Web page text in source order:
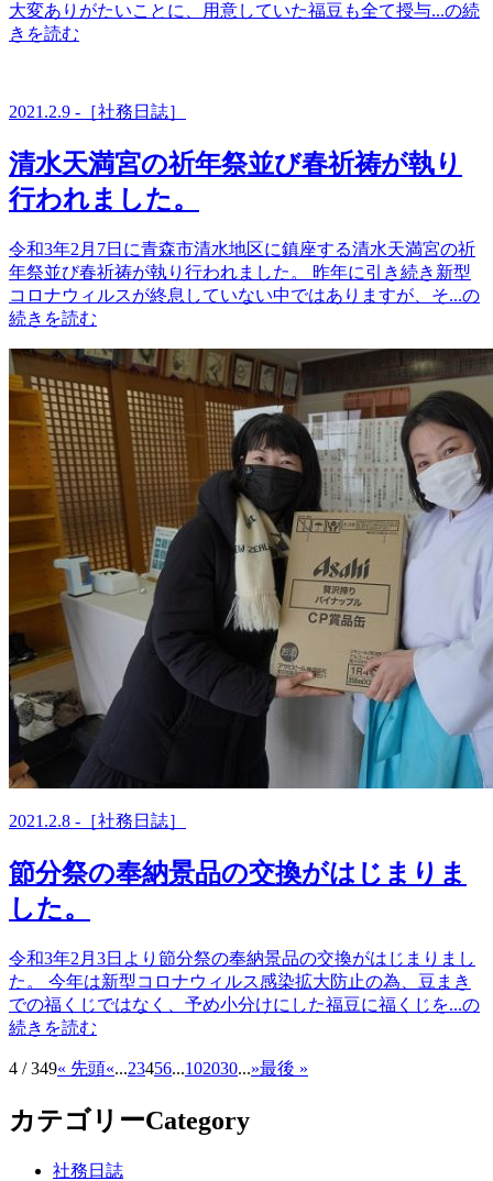
大変ありがたいことに、用意していた福豆も全て授与...の続
きを読む
2021.2.9 -［社務日誌］
清水天満宮の祈年祭並び春祈祷が執り
行われました。
令和3年2月7日に青森市清水地区に鎮座する清水天満宮の祈
年祭並び春祈祷が執り行われました。 昨年に引き続き新型
コロナウィルスが終息していない中ではありますが、そ...の
続きを読む
2021.2.8 -［社務日誌］
節分祭の奉納景品の交換がはじまりま
した。
令和3年2月3日より節分祭の奉納景品の交換がはじまりまし
た。 今年は新型コロナウィルス感染拡大防止の為、豆まき
での福くじではなく、予め小分けにした福豆に福くじを...の
続きを読む
4 / 349« 先頭«...23456...102030...»最後 »
カテゴリーCategory
社務日誌